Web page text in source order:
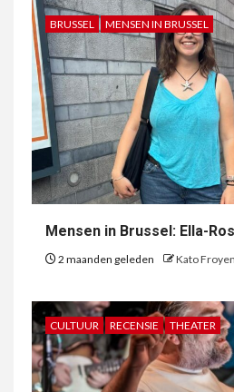
BRUSSEL MENSEN IN BRUSSEL
Mensen in Brussel: Ella-
2 maanden geleden Kato Froyen
CULTUUR RECENSIE THEATER